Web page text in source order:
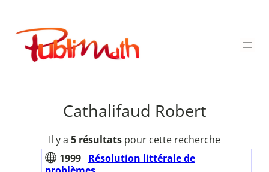
contenu
Publimath
Cathalifaud Robert
Il y a 5 résultats pour cette recherche
1999 Résolution littérale de